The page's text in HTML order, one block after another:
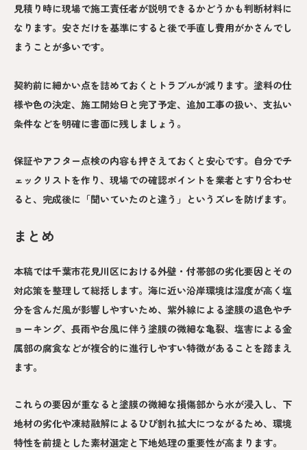
見積り時に現場で施工責任者が説明できるかどうかも判断材料に
なります。安さだけを基準にすると後で手直し費用がかさんでし
まうことが多いです。
契約前に細かい点を詰めておくとトラブルが減ります。塗料の仕
様や色の決定、施工開始日と完了予定、追加工事の扱い、支払い
条件などを明確に書面に残しましょう。
保証やアフター点検の内容も押さえておくと安心です。自分でチ
ェックリストを作り、現場での確認ポイントを業者とすり合わせ
ると、完成後に「聞いていたのと違う」というズレを防げます。
まとめ
本稿では千葉市花見川区における外壁・付帯部の劣化要因とその
対応策を整理して総括します。海に近い沿岸環境は湿度が高く塩
分を含んだ風が影響しやすいため、紫外線による塗膜の退色やチ
ョーキング、長雨や台風に伴う塗膜の微細な亀裂、塩害による金
属部の腐食などが複合的に進行しやすい特徴があることを踏まえ
ます。
これらの要因が重なると塗膜の微細な損傷部から水が浸入し、下
地材の劣化や凍結融解によるひび割れ拡大につながるため、環境
特性を前提とした素材選定と下地処理の重要性が高まります。